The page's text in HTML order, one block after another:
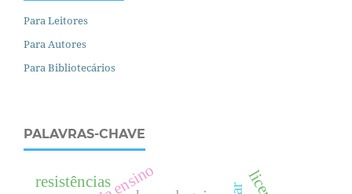
Para Leitores
Para Autores
Para Bibliotecários
PALAVRAS-CHAVE
resistências